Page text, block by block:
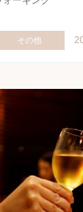
その他